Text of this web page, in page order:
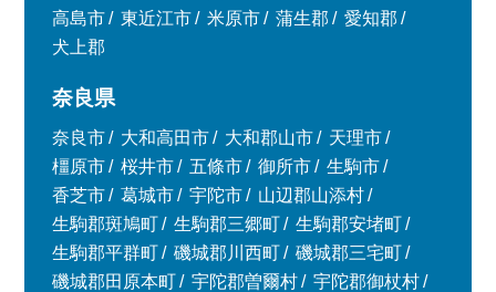
高島市
東近江市 米原市 蒲生郡
愛知郡
犬上郡
奈良県
奈良市 大和高田市 大和郡山市
天理市
橿原市
桜井市 五條市 御所市
生駒市
香芝市
葛城市 宇陀市
山辺郡山添村
生駒郡斑鳩町
生駒郡三郷町
生駒郡安堵町
生駒郡平群町
磯城郡川西町
磯城郡三宅町
磯城郡田原本町
宇陀郡曽爾村
宇陀郡御杖村